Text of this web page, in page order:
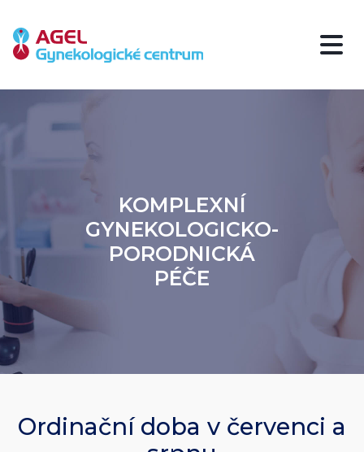
KOMPLEXNÍ
GYNEKOLOGICKO-
PORODNICKÁ
PÉČE
Ordinační doba v červenci a